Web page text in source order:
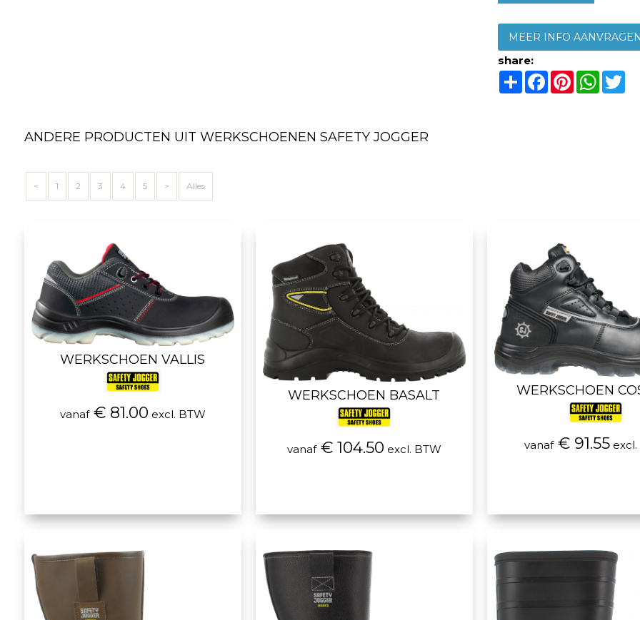
MEER INFO AANVRAGEN
share:
ShareFacebook
Pinterest
ANDERE PRODUCTEN UIT WERKSCHOENEN SAFETY JOGGER
< 1 2 3 4 5 > Alles
WERKSCHOEN VALLIS
vanaf€ 81.00 excl. BTW
WERKSCHOEN BASALT
vanaf€ 104.50 excl. BTW
WERKSCHOEN
vanaf€ 91.55